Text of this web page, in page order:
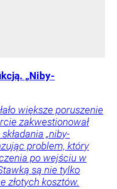
„Niby-
większe poruszenie
zakwestionował
„niby-
problem, który
po wejściu w
są nie tylko
złotych kosztów.